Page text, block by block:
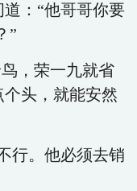
道：“他哥哥你要
”
，荣一九就省
个头，就能安然
行。他必须去销